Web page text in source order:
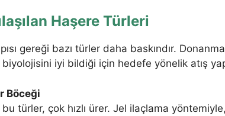
Haşere Türleri
gereği bazı türler daha baskındır.
iyi bildiği için hedefe yönelik atış
Böceği
türler, çok hızlı ürer. Jel ilaçlama